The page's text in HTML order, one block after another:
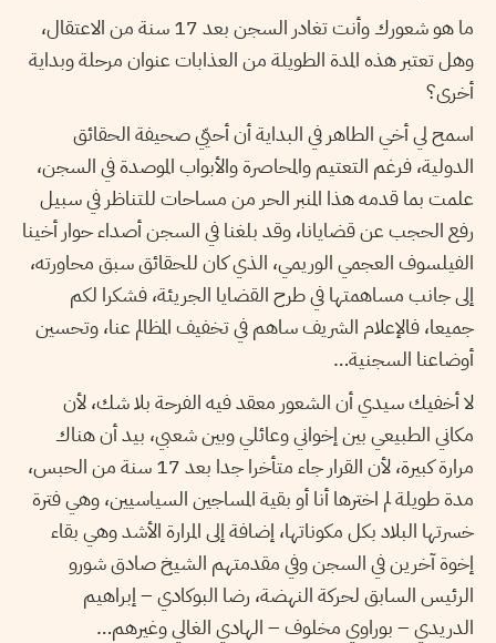
ما هو شعورك وأنت تغادر السجن بعد 17 سنة من الاعتقال،
وهل تعتبر هذه المدة الطويلة من العذابات عنوان مرحلة وبداية
أخرى؟
اسمح لي أخي الطاهر في البداية أن أحيّي صحيفة الحقائق
الدولية، فرغم التعتيم والمحاصرة والأبواب الموصدة في السجن،
علمت بما قدمه هذا المنبر الحر من مساحات للتناظر في سبيل
رفع الحجب عن قضايانا، وقد بلغنا في السجن أصداء حوار أخينا
الفيلسوف العجمي الوريمي، الذي كان للحقائق سبق محاورته،
إلى جانب مساهمتها في طرح القضايا الجريئة، فشكرا لكم
جميعا، فالإعلام الشريف ساهم في تخفيف المظالم عنا، وتحسين
أوضاعنا السجنية…
لا أخفيك سيدي أن الشعور معقد فيه الفرحة بلا شك، لأن
مكاني الطبيعي بين إخواني وعائلي وبين شعبي، بيد أن هناك
مرارة كبيرة، لأن القرار جاء متأخرا جدا بعد 17 سنة من الحبس،
مدة طويلة لم اخترها أنا أو بقية المساجين السياسيين، وهي فترة
خسرتها البلاد بكل مكوناتها، إضافة إلى المرارة الأشد وهي بقاء
إخوة آخرين في السجن وفي مقدمتهم الشيخ صادق شورو
الرئيس السابق لحركة النهضة، رضا البوكادي – إبراهيم
الدريدي – بوراوي مخلوف – الهادي الغالي وغيرهم…